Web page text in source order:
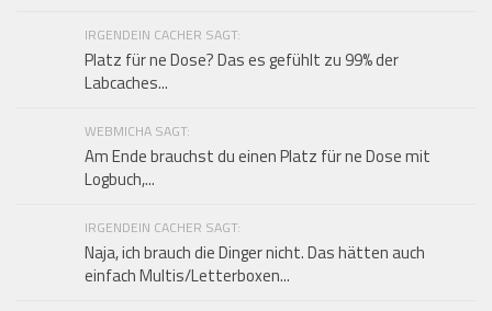
IRGENDEIN CACHER SAGT:
Platz für ne Dose? Das es gefühlt zu 99% der
Labcaches...
WEBMICHA SAGT:
Am Ende brauchst du einen Platz für ne Dose mit
Logbuch,...
IRGENDEIN CACHER SAGT:
Naja, ich brauch die Dinger nicht. Das hätten auch
einfach Multis/Letterboxen...